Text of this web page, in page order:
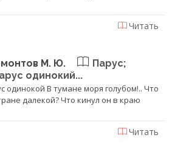
Читать
М. Ю.
Парус;
одинокий...
одинокой В тумане моря голубом!.. Что
далекой? Что кинул он в краю
Читать